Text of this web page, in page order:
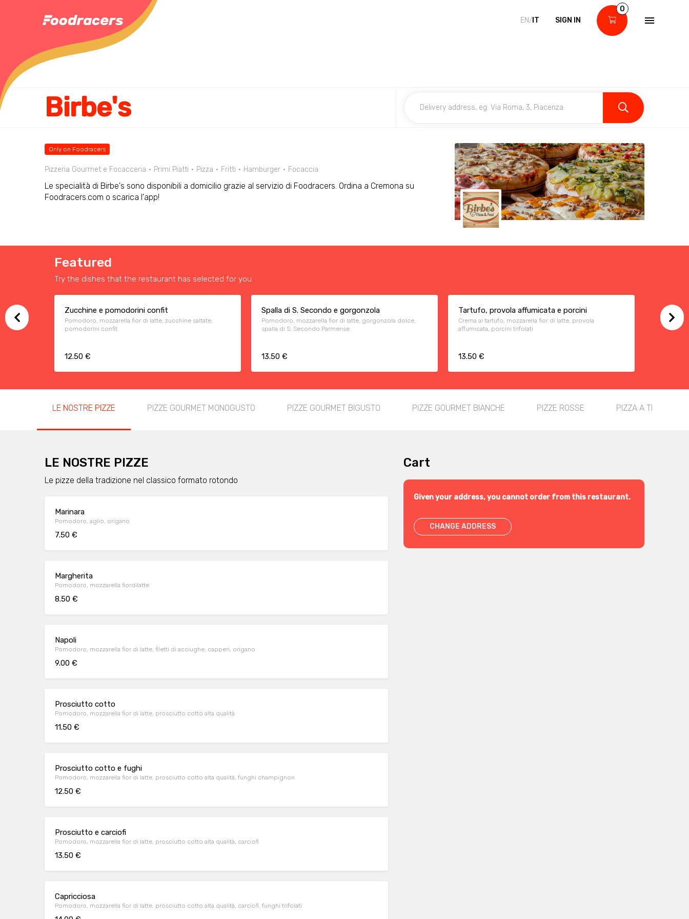
EN/ IT SIGN IN
0
Birbe's
Only on Foodracers
Pizzeria Gourmet e Focacceria Primi Piatti Pizza Fritti Hamburger Focaccia
Le specialità di Birbe's sono disponibili a domicilio grazie al servizio di Foodracers. Ordina a Cremona su
Foodracers.com o scarica l'app!
Featured
Try the dishes that the restaurant has selected for you.
Zucchine e pomodorini confit
Pomodoro, mozzarella fior di latte, zucchine saltate,
pomodorini confit
12.50 €
Spalla di S. Secondo e gorgonzola
Pomodoro, mozzarella fior di latte, gorgonzola dolce,
spalla di S. Secondo Parmense
13.50 €
Tartufo, provola affumicata e porcini
Crema al tartufo, mozzarella fior di latte, provola
affumicata, porcini trifolati
13.50 €
LE NOSTRE PIZZE PIZZE GOURMET MONOGUSTO PIZZE GOURMET BIGUSTO PIZZE GOURMET BIANCHE PIZZE ROSSE PIZZA A TRANCI
LE NOSTRE PIZZE
Le pizze della tradizione nel classico formato rotondo
Marinara
Pomodoro, aglio, origano
7.50 €
Margherita
Pomodoro, mozzarella fiordilatte
8.50 €
Napoli
Pomodoro, mozzarella fior di latte, filetti di acciughe, capperi, origano
9.00 €
Prosciutto cotto
Pomodoro, mozzarella fior di latte, prosciutto cotto alta qualità
11.50 €
Prosciutto cotto e fughi
Pomodoro, mozzarella fior di latte, prosciutto cotto alta qualità, funghi champignon
12.50 €
Prosciutto e carciofi
Pomodoro, mozzarella fior di latte, prosciutto cotto alta qualità, carciofi
13.50 €
Capricciosa
Pomodoro, mozzarella fior di latte, prosciutto cotto alta qualità, carciofi, funghi trifolati
Cart
Given your address, you cannot order from this restaurant.
CHANGE ADDRESS